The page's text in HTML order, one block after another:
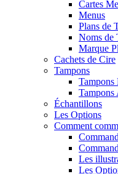
Cartes
Menus
Plans de
Noms de
Marque
Cachets de Cire
Tampons
Tampons
Tampons
Échantillons
Les Options
Comment
Les
Les